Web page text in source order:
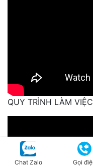
QUY TRÌNH LÀM
Chat Zalo Gọi